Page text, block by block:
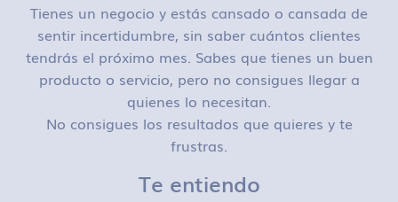
Tienes un negocio y estás cansado o cansada de
sentir incertidumbre, sin saber cuántos clientes
tendrás el próximo mes. Sabes que tienes un buen
producto o servicio, pero no consigues llegar a
quienes lo necesitan.
No consigues los resultados que quieres y te
frustras.
Te entiendo